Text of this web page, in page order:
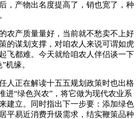
，产物出名度提高了，销也宽了，种
产质量量好，当前就不愁卖不上好
的谋划支撑，对咱农人来说可谓如虎
飞都难。今天就给咱农人伴侣谈一下
机缘。
正在解读十五五规划政策时也出格
进“绿色兴农”，将它做为现代农业系
建立。同时指出下一步要：添加绿色
平易近消费升级需求，结实鞭策品种